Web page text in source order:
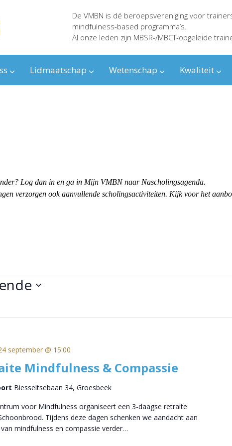
De VMBN is dé beroepsvereniging voor
mindfulness-based programma’s.
Al onze leden zijn MBSR-/MBCT-opgeleide
Lidmaatschap Wetenschap Kwaliteit
Log dan in en ga in Mijn VMBN naar Nascholingsagenda.
verzorgen ook aanvullende scholingsactiviteiten. Kijk voor het
Mindfulness & Compassie
september @ 15:00
Biesseltsebaan 34, Groesbeek
voor Mindfulness organiseert een 3-daagse retraite
Tijdens deze dagen schenken we aandacht aan
mindfulness en compassie verder…